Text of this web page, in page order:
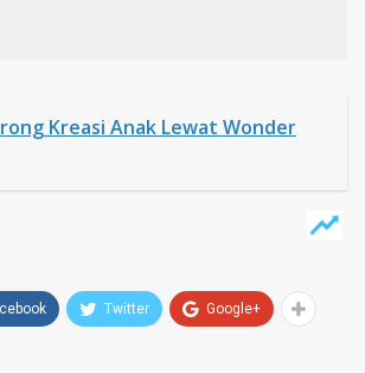
Kreasi Anak Lewat Wonder
Twitter Google+